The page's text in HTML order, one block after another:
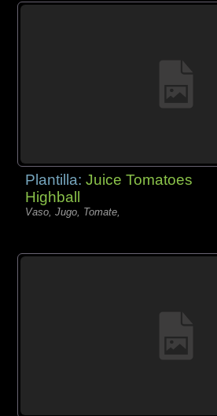
Plantilla:Juice Tomatoes
Highball
Vaso, Jugo, Tomate,